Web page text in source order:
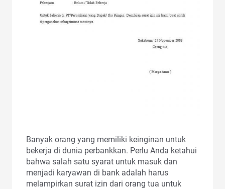
Banyak orang yang memiliki keinginan untuk
bekerja di dunia perbankkan. Perlu Anda ketahui
bahwa salah satu syarat untuk masuk dan
menjadi karyawan di bank adalah harus
melampirkan surat izin dari orang tua untuk